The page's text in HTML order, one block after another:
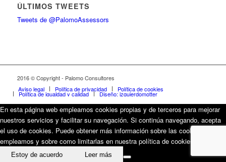
ÚLTIMOS TWEETS
Tweets de @PalomoAssessors
2016 © Copyright - Palomo Consultores
Aviso legal
Política de privacidad Política de cookies
Política de igualdad y calidad Diseño: izquierdomotter
En esta página web empleamos cookies propias y de terceros para mejorar
nuestros servicios y facilitar su navegación. Si continúa navegando, acepta
el uso de cookies. Puede obtener más información sobre las cookies que
empleamos y sobre como limitarlas en nuestra política de cookies.
Estoy de acuerdo Leer más